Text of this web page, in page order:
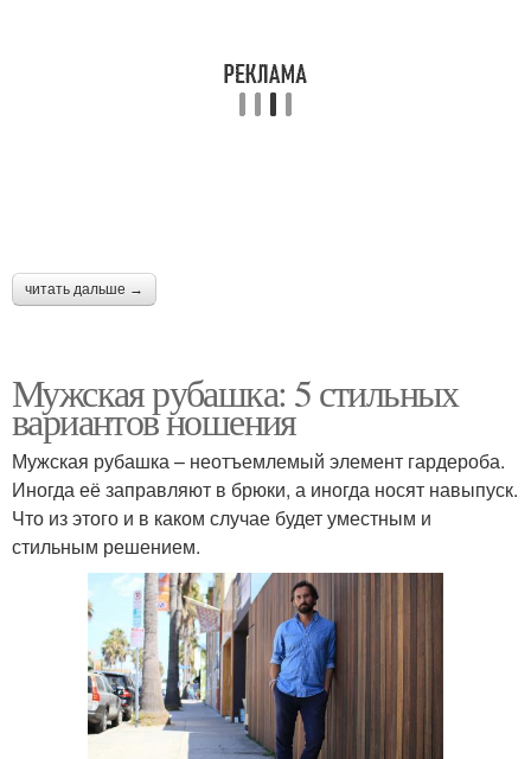
читать дальше →
Мужская рубашка: 5 стильных
вариантов ношения
Мужская рубашка – неотъемлемый элемент гардероба.
Иногда её заправляют в брюки, а иногда носят навыпуск.
Что из этого и в каком случае будет уместным и
стильным решением.